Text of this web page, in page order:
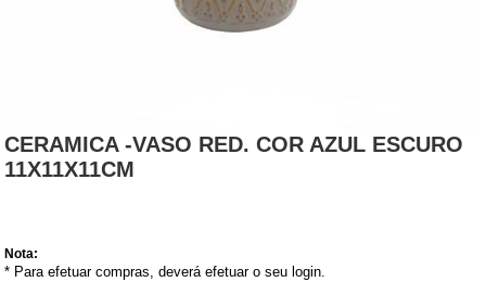
CERAMICA -VASO RED. COR AZUL ESCURO
11X11X11CM
Nota:
* Para efetuar compras, deverá efetuar o seu login.